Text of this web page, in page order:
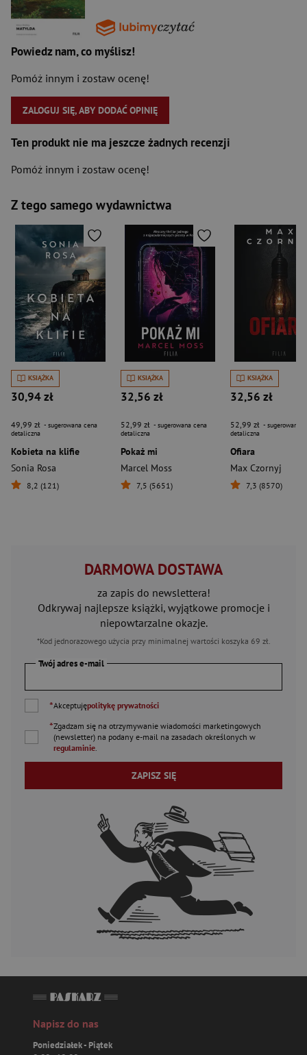
Powiedz nam, co myślisz!
Pomóż innym i zostaw ocenę!
ZALOGUJ SIĘ, ABY DODAĆ OPINIĘ
Ten produkt nie ma jeszcze żadnych recenzji
Pomóż innym i zostaw ocenę!
Z tego samego wydawnictwa
KSIĄŻKA
30,94 zł
49,99 zł - sugerowana cena
detaliczna
Kobieta na klifie
Sonia Rosa
8,2 (121)
KSIĄŻKA
32,56 zł
52,99 zł - sugerowana cena
detaliczna
Pokaż mi
Marcel Moss
7,5 (5651)
KSIĄŻKA
32,56 zł
52,99 zł - sugerowana
detaliczna
Ofiara
Max Czornyj
7,3 (8570)
DARMOWA DOSTAWA
za zapis do newslettera!
Odkrywaj najlepsze książki, wyjątkowe promocje i
niepowtarzalne okazje.
*Kod jednorazowego użycia przy minimalnej wartości koszyka 69 zł.
Twój adres e-mail
*Akceptujępolitykę prywatności
*Zgadzam się na otrzymywanie wiadomości marketingowych
(newsletter) na podany e-mail na zasadach określonych w
regulaminie
ZAPISZ SIĘ
Napisz do nas
Poniedziałek - Piątek